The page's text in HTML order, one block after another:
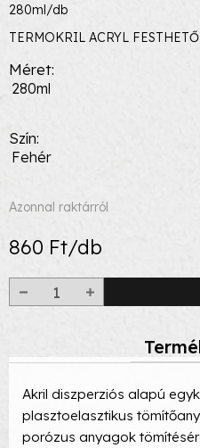
280ml/db
TERMOKRIL ACRYL
Méret
280ml
Szín
Fehér
Azonnal raktárról
860 Ft/db
Akril diszperziós alapú
plasztoelasztikus
porózus anyagok